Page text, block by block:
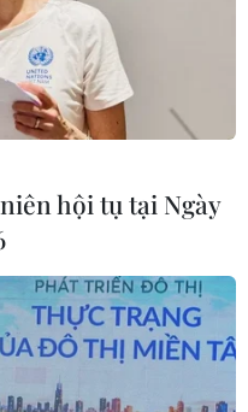
hội tụ tại Ngày